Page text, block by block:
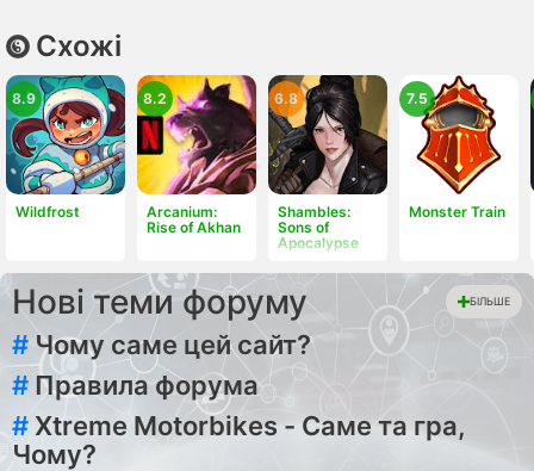
Схожі
Wildfrost
8.9
Arcanium:
Rise of Akhan
8.2
Shambles:
Sons of
Apocalypse
6.8
Monster Train
7.5
Нові теми форуму БІЛЬШЕ
# Чому саме цей сайт?
# Правила форума
# Xtreme Motorbikes - Саме та гра,
Чому?